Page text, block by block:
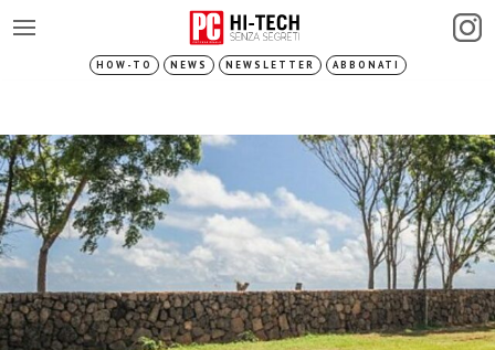
HOW-TO NEWS NEWSLETTER ABBONATI